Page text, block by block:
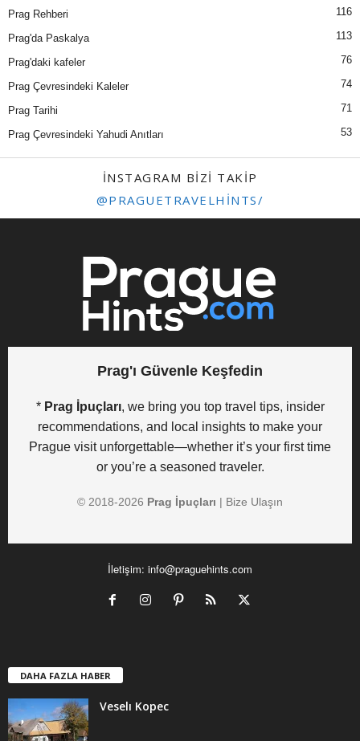
Prag Rehberi 116
Prag'da Paskalya 113
Prag'daki kafeler 76
Prag Çevresindeki Kaleler 74
Prag Tarihi 71
Prag Çevresindeki Yahudi Anıtları 53
INSTAGRAM BIZI TAKIP
@PRAGUETRAVELHINTS/
Prag'ı Güvenle Keşfedin
* Prag İpuçları, we bring you top travel tips, insider
recommendations, and local insights to make your
Prague visit unforgettable—whether it’s your first time
or you’re a seasoned traveler.
© 2018-2026 Prag İpuçları | Bize Ulaşın
İletişim: info@praguehints.com
DAHA FAZLA HABER
Veselı Kopec